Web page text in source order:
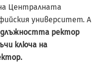
Централната
университет. А
ректор
ключа на